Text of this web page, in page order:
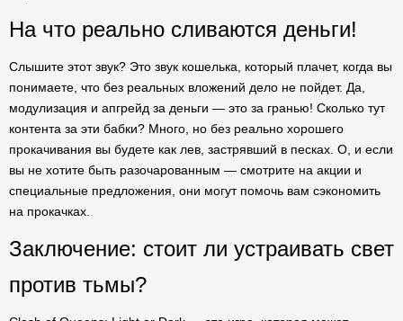
На что реально сливаются деньги!
Слышите этот звук? Это звук кошелька, который плачет, когда вы
понимаете, что без реальных вложений дело не пойдет. Да,
модулизация и апгрейд за деньги — это за гранью! Сколько тут
контента за эти бабки? Много, но без реально хорошего
прокачивания вы будете как лев, застрявший в песках. О, и если
вы не хотите быть разочарованным — смотрите на акции и
специальные предложения, они могут помочь вам сэкономить
на прокачках.
Заключение: стоит ли устраивать свет
против тьмы?